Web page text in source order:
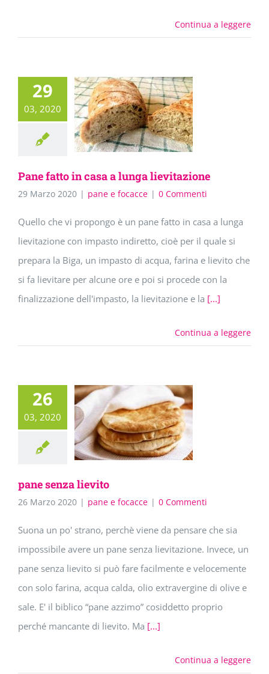
Continua a leggere
29
03, 2020
Pane fatto in casa a lunga lievitazione
29 Marzo 2020 | pane e focacce | 0 Commenti
Quello che vi propongo è un pane fatto in casa a lunga
lievitazione con impasto indiretto, cioè per il quale si
prepara la Biga, un impasto di acqua, farina e lievito che
si fa lievitare per alcune ore e poi si procede con la
finalizzazione dell'impasto, la lievitazione e la [...]
Continua a leggere
26
03, 2020
pane senza lievito
26 Marzo 2020 | pane e focacce | 0 Commenti
Suona un po' strano, perchè viene da pensare che sia
impossibile avere un pane senza lievitazione. Invece, un
pane senza lievito si può fare facilmente e velocemente
con solo farina, acqua calda, olio extravergine di olive e
sale. E' il biblico “pane azzimo” cosiddetto proprio
perché mancante di lievito. Ma [...]
Continua a leggere